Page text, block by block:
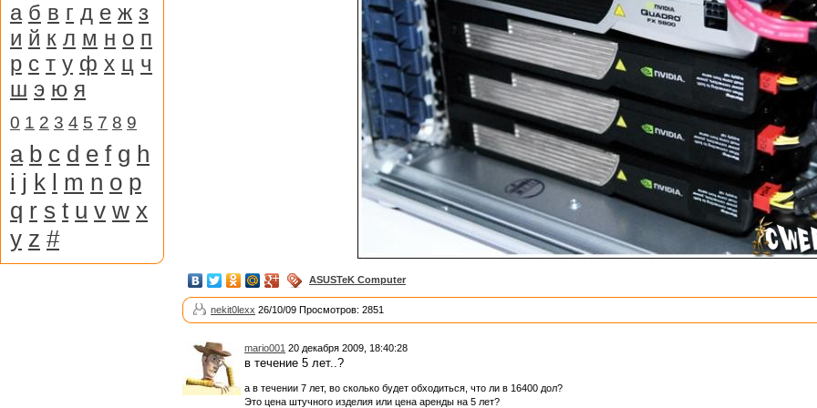
ASUSTeK Computer
nekit0lexx 26/10/09 Просмотров: 2851
mario001 20 декабря 2009, 18:40:28
в течение 5 лет..?
а в течении 7 лет, во сколько будет обходиться, что ли в 16400 дол?
Это цена штучного изделия или цена аренды на 5 лет?
а б в г д е ж з
и й к л м н о п
р с т у ф х ц ч
ш э ю я
0 1 2 3 4 5 7 8 9
a b c d e f g h
i j k l m n o p
q r s t u v w x
y z #